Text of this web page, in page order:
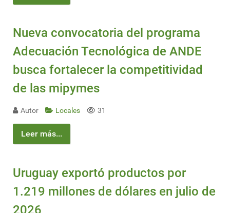
Nueva convocatoria del programa
Adecuación Tecnológica de ANDE
busca fortalecer la competitividad
de las mipymes
Autor Locales 31
Leer más...
Uruguay exportó productos por
1.219 millones de dólares en julio de
2026